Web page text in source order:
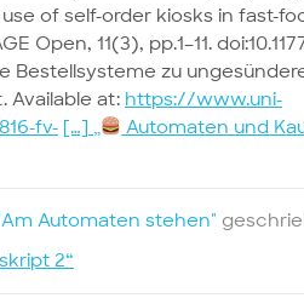
of self-order kiosks in fast-
11(3), pp.1–11.
Bestellsysteme zu
Available at: https://www.uni-
fv- […] „
Automaten und
Automaten stehen"
2“